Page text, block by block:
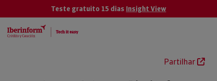
Teste gratuito 15 dias Insight View
Partilhar